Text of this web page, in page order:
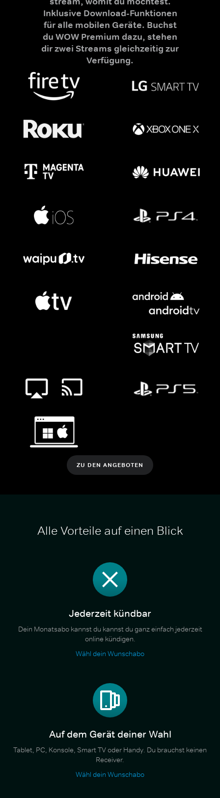
Inklusive Download-Funktionen
für alle mobilen Geräte. Buchst
du WOW Premium dazu, stehen
dir zwei Streams gleichzeitig zur
Verfügung.
ZU DEN ANGEBOTEN
Alle Vorteile auf einen Blick
Jederzeit kündbar
Dein Monatsabo kannst du kannst du ganz einfach jederzeit
online kündigen.
Wähl dein Wunschabo
Auf dem Gerät deiner Wahl
Tablet, PC, Konsole, Smart TV oder Handy. Du brauchst keinen
Receiver.
Wähl dein Wunschabo